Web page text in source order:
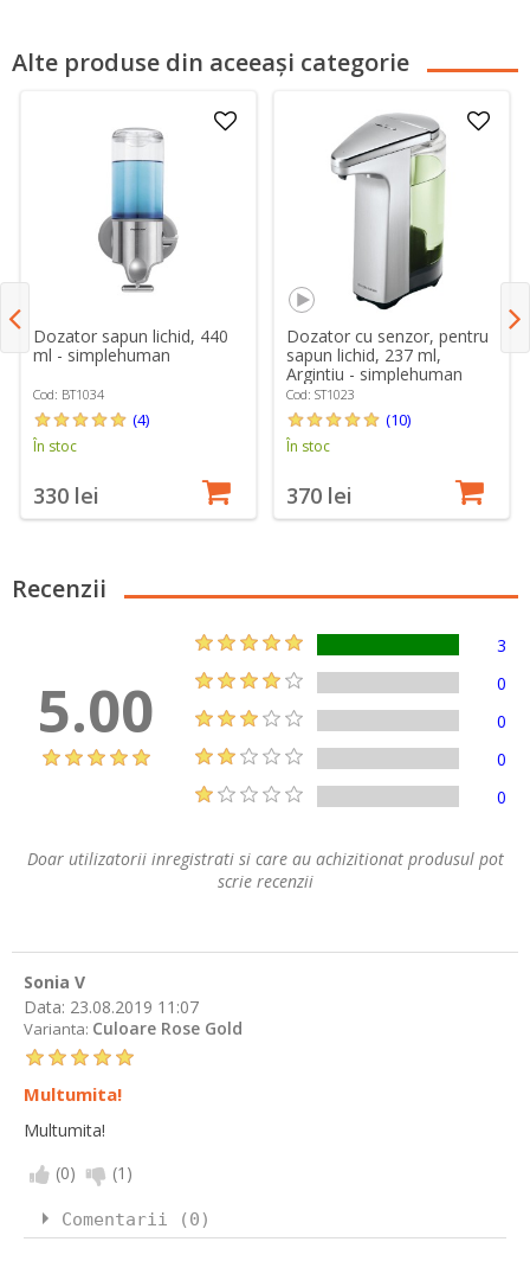
Alte produse din aceeași categorie
Dozator sapun lichid, 440
ml - simplehuman
Cod: BT1034
(4)
În stoc
330 lei
Dozator cu senzor, pentru
sapun lichid, 237 ml,
Argintiu - simplehuman
Cod: ST1023
(10)
În stoc
370 lei
Recenzii
5.00
3
0
0
0
0
Doar utilizatorii inregistrati si care au achizitionat produsul pot
scrie recenzii
Sonia V
Data: 23.08.2019 11:07
Varianta: Culoare Rose Gold
Multumita!
Multumita!
(0) (1 )
Comentarii (0)